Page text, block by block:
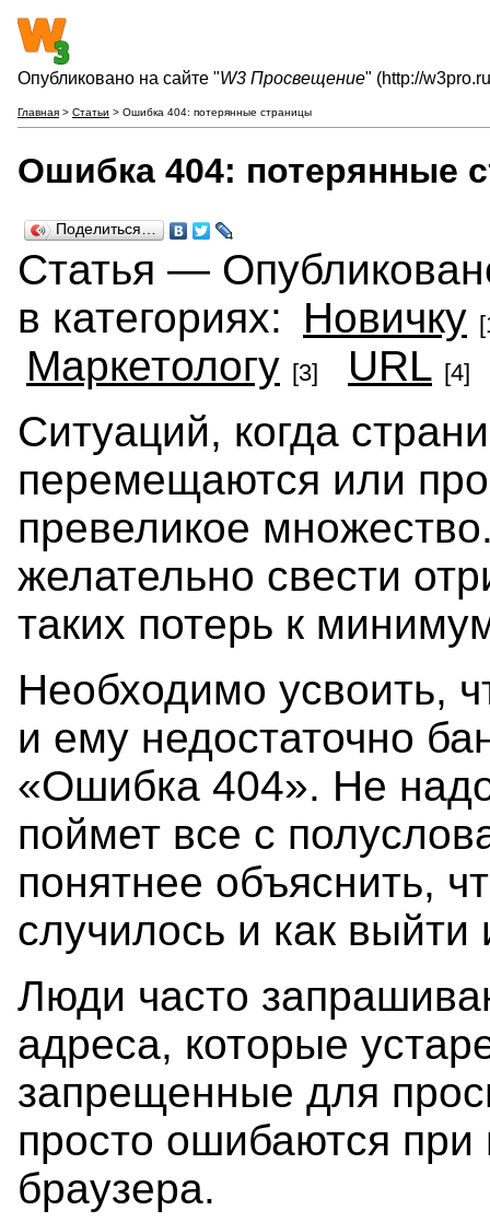
Опубликовано на сайте "W3 Просвещение" (http://
Главная > Статьи > Ошибка 404: потерянные страницы
Ошибка 404: потерянные
Поделиться…
Статья —
в категориях: Новичку
Маркетологу [3] URL [4]
Ситуаций, когда
перемещаются или
превеликое
желательно свести
таких потерь к
Необходимо усвоить,
и ему недостаточно
«Ошибка 404». Не
поймет все с
понятнее объяснить,
случилось и как
Люди часто
адреса, которые
запрещенные для
просто ошибаются при
браузера.